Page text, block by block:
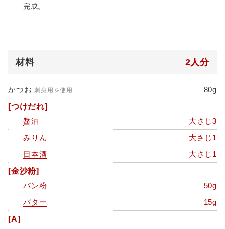
完成。
材料 2人分
かつお 刺身用を使用
80g
[つけだれ]
醤油
大さじ3
みりん
大さじ1
日本酒
大さじ1
[金沙粉]
パン粉
50g
バター
15g
[A]